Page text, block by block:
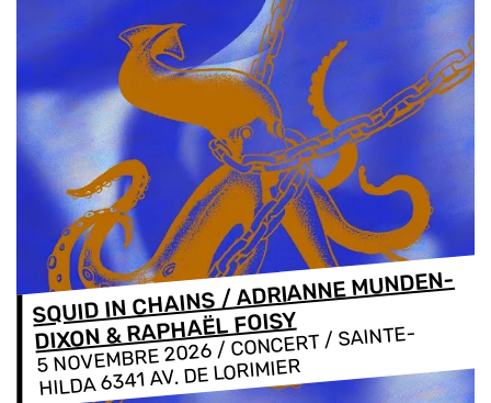
SQUID IN CHAINS / ADRIANNE MUNDEN-
DIXON & RAPHAËL FOISY
5 NOVEMBRE 2026/ CONCERT / SAINTE-
HILDA 6341 AV. DE LORIMIER